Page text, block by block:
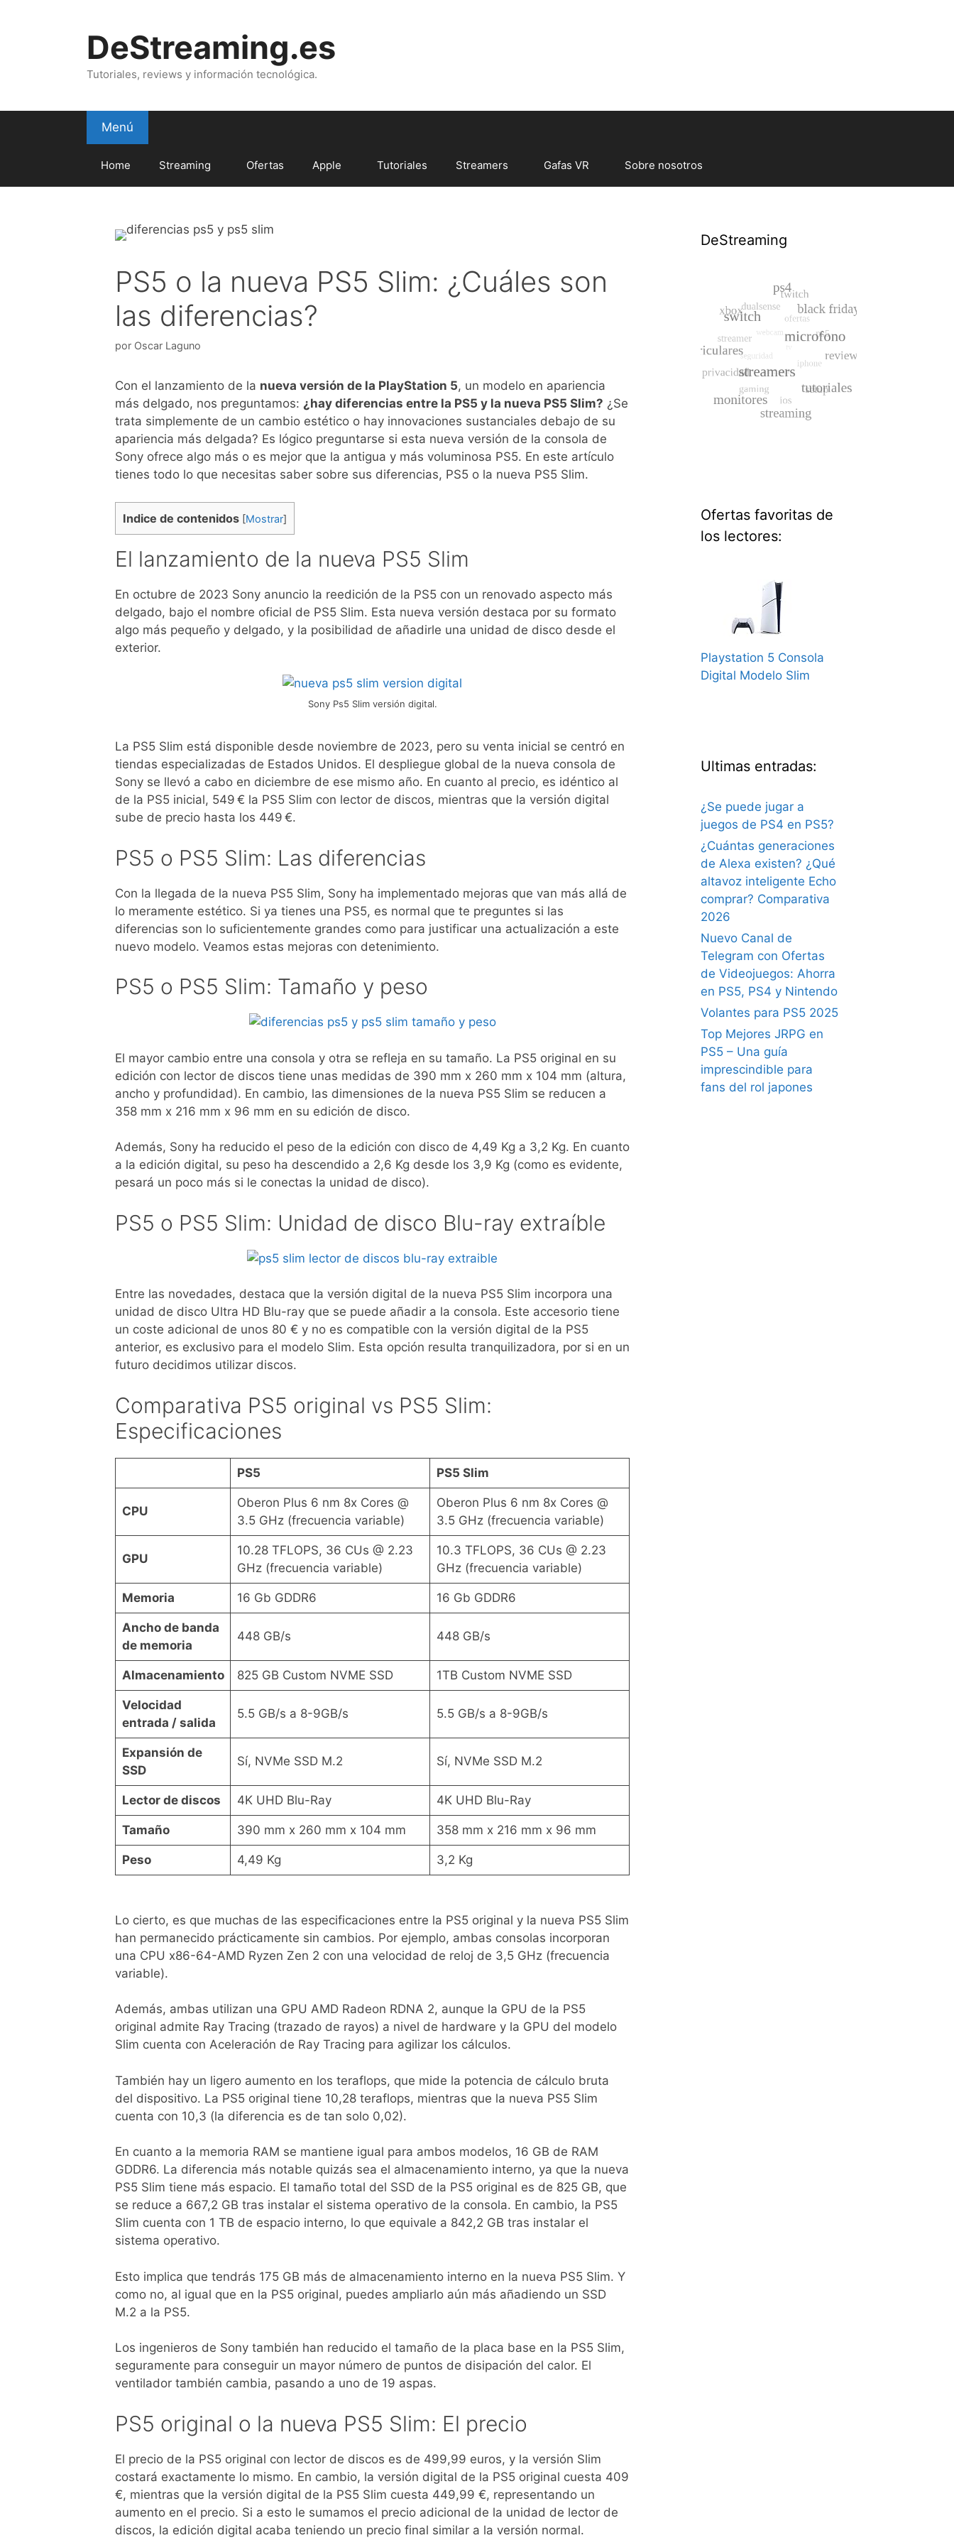
DeStreaming.es
Tutoriales, reviews y información tecnológica.
Menú
Home Streaming Ofertas Apple Tutoriales Streamers Gafas VR Sobre nosotros
PS5 o la nueva PS5 Slim: ¿Cuáles son
las diferencias?
por Oscar Laguno
Con el lanzamiento de la nueva versión de la PlayStation 5, un modelo en apariencia
más delgado, nos preguntamos: ¿hay diferencias entre la PS5 y la nueva PS5 Slim? ¿Se
trata simplemente de un cambio estético o hay innovaciones sustanciales debajo de su
apariencia más delgada? Es lógico preguntarse si esta nueva versión de la consola de
Sony ofrece algo más o es mejor que la antigua y más voluminosa PS5. En este artículo
tienes todo lo que necesitas saber sobre sus diferencias, PS5 o la nueva PS5 Slim.
Indice de contenidos [Mostrar]
El lanzamiento de la nueva PS5 Slim
En octubre de 2023 Sony anuncio la reedición de la PS5 con un renovado aspecto más
delgado, bajo el nombre oficial de PS5 Slim. Esta nueva versión destaca por su formato
algo más pequeño y delgado, y la posibilidad de añadirle una unidad de disco desde el
exterior.
Sony Ps5 Slim versión digital.
La PS5 Slim está disponible desde noviembre de 2023, pero su venta inicial se centró en
tiendas especializadas de Estados Unidos. El despliegue global de la nueva consola de
Sony se llevó a cabo en diciembre de ese mismo año. En cuanto al precio, es idéntico al
de la PS5 inicial, 549 € la PS5 Slim con lector de discos, mientras que la versión digital
sube de precio hasta los 449 €.
PS5 o PS5 Slim: Las diferencias
Con la llegada de la nueva PS5 Slim, Sony ha implementado mejoras que van más allá de
lo meramente estético. Si ya tienes una PS5, es normal que te preguntes si las
diferencias son lo suficientemente grandes como para justificar una actualización a este
nuevo modelo. Veamos estas mejoras con detenimiento.
PS5 o PS5 Slim: Tamaño y peso
El mayor cambio entre una consola y otra se refleja en su tamaño. La PS5 original en su
edición con lector de discos tiene unas medidas de 390 mm x 260 mm x 104 mm (altura,
ancho y profundidad). En cambio, las dimensiones de la nueva PS5 Slim se reducen a
358 mm x 216 mm x 96 mm en su edición de disco.
Además, Sony ha reducido el peso de la edición con disco de 4,49 Kg a 3,2 Kg. En cuanto
a la edición digital, su peso ha descendido a 2,6 Kg desde los 3,9 Kg (como es evidente,
pesará un poco más si le conectas la unidad de disco).
PS5 o PS5 Slim: Unidad de disco Blu-ray extraíble
Entre las novedades, destaca que la versión digital de la nueva PS5 Slim incorpora una
unidad de disco Ultra HD Blu-ray que se puede añadir a la consola. Este accesorio tiene
un coste adicional de unos 80 € y no es compatible con la versión digital de la PS5
anterior, es exclusivo para el modelo Slim. Esta opción resulta tranquilizadora, por si en un
futuro decidimos utilizar discos.
Comparativa PS5 original vs PS5 Slim:
Especificaciones
PS5 PS5 Slim
CPU
Oberon Plus 6 nm 8x Cores @
3.5 GHz (frecuencia variable)
Oberon Plus 6 nm 8x Cores @
3.5 GHz (frecuencia variable)
GPU
10.28 TFLOPS, 36 CUs @ 2.23
GHz (frecuencia variable)
10.3 TFLOPS, 36 CUs @ 2.23
GHz (frecuencia variable)
Memoria 16 Gb GDDR6 16 Gb GDDR6
Ancho de banda
de memoria
448 GB/s 448 GB/s
Almacenamiento 825 GB Custom NVME SSD 1TB Custom NVME SSD
Velocidad
entrada / salida
5.5 GB/s a 8-9GB/s 5.5 GB/s a 8-9GB/s
Expansión de
SSD
Sí, NVMe SSD M.2 Sí, NVMe SSD M.2
Lector de discos 4K UHD Blu-Ray 4K UHD Blu-Ray
Tamaño 390 mm x 260 mm x 104 mm 358 mm x 216 mm x 96 mm
Peso 4,49 Kg 3,2 Kg
Lo cierto, es que muchas de las especificaciones entre la PS5 original y la nueva PS5 Slim
han permanecido prácticamente sin cambios. Por ejemplo, ambas consolas incorporan
una CPU x86-64-AMD Ryzen Zen 2 con una velocidad de reloj de 3,5 GHz (frecuencia
variable).
Además, ambas utilizan una GPU AMD Radeon RDNA 2, aunque la GPU de la PS5
original admite Ray Tracing (trazado de rayos) a nivel de hardware y la GPU del modelo
Slim cuenta con Aceleración de Ray Tracing para agilizar los cálculos.
También hay un ligero aumento en los teraflops, que mide la potencia de cálculo bruta
del dispositivo. La PS5 original tiene 10,28 teraflops, mientras que la nueva PS5 Slim
cuenta con 10,3 (la diferencia es de tan solo 0,02).
En cuanto a la memoria RAM se mantiene igual para ambos modelos, 16 GB de RAM
GDDR6. La diferencia más notable quizás sea el almacenamiento interno, ya que la nueva
PS5 Slim tiene más espacio. El tamaño total del SSD de la PS5 original es de 825 GB, que
se reduce a 667,2 GB tras instalar el sistema operativo de la consola. En cambio, la PS5
Slim cuenta con 1 TB de espacio interno, lo que equivale a 842,2 GB tras instalar el
sistema operativo.
Esto implica que tendrás 175 GB más de almacenamiento interno en la nueva PS5 Slim. Y
como no, al igual que en la PS5 original, puedes ampliarlo aún más añadiendo un SSD
M.2 a la PS5.
Los ingenieros de Sony también han reducido el tamaño de la placa base en la PS5 Slim,
seguramente para conseguir un mayor número de puntos de disipación del calor. El
ventilador también cambia, pasando a uno de 19 aspas.
PS5 original o la nueva PS5 Slim: El precio
El precio de la PS5 original con lector de discos es de 499,99 euros, y la versión Slim
costará exactamente lo mismo. En cambio, la versión digital de la PS5 original cuesta 409
€, mientras que la versión digital de la PS5 Slim cuesta 449,99 €, representando un
aumento en el precio. Si a esto le sumamos el precio adicional de la unidad de lector de
discos, la edición digital acaba teniendo un precio final similar a la versión normal.
DeStreaming
Ofertas favoritas de
los lectores:
Playstation 5 Consola
Digital Modelo Slim
Ultimas entradas:
¿Se puede jugar a
juegos de PS4 en PS5?
¿Cuántas generaciones
de Alexa existen? ¿Qué
altavoz inteligente Echo
comprar? Comparativa
2026
Nuevo Canal de
Telegram con Ofertas
de Videojuegos: Ahorra
en PS5, PS4 y Nintendo
Volantes para PS5 2025
Top Mejores JRPG en
PS5 – Una guía
imprescindible para
fans del rol japones